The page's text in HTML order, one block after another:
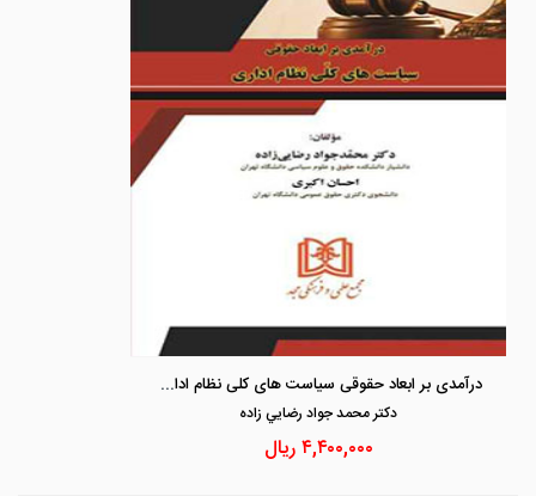
درآمدی بر ابعاد حقوقی سیاست های کلی نظام اداری
دكتر محمد جواد رضايي زاده
۴,۴۰۰,۰۰۰ریال